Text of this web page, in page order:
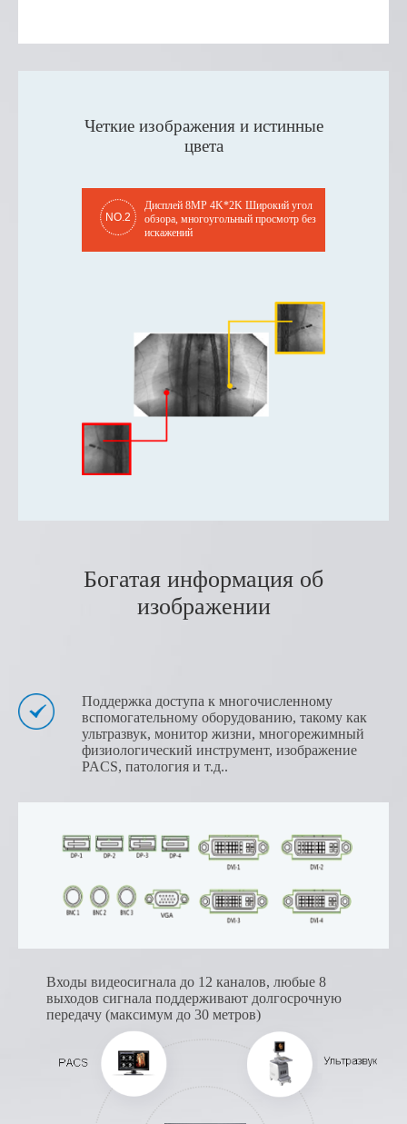
Четкие изображения и истинные
цвета
NO.2
Дисплей 8MP 4K*2K Широкий угол
обзора, многоугольный просмотр без
искажений
Богатая информация об
изображении
Поддержка доступа к многочисленному
вспомогательному оборудованию, такому как
ультразвук, монитор жизни, многорежимный
физиологический инструмент, изображение
PACS, патология и т.д..
Входы видеосигнала до 12 каналов, любые 8
выходов сигнала поддерживают долгосрочную
передачу (максимум до 30 метров)